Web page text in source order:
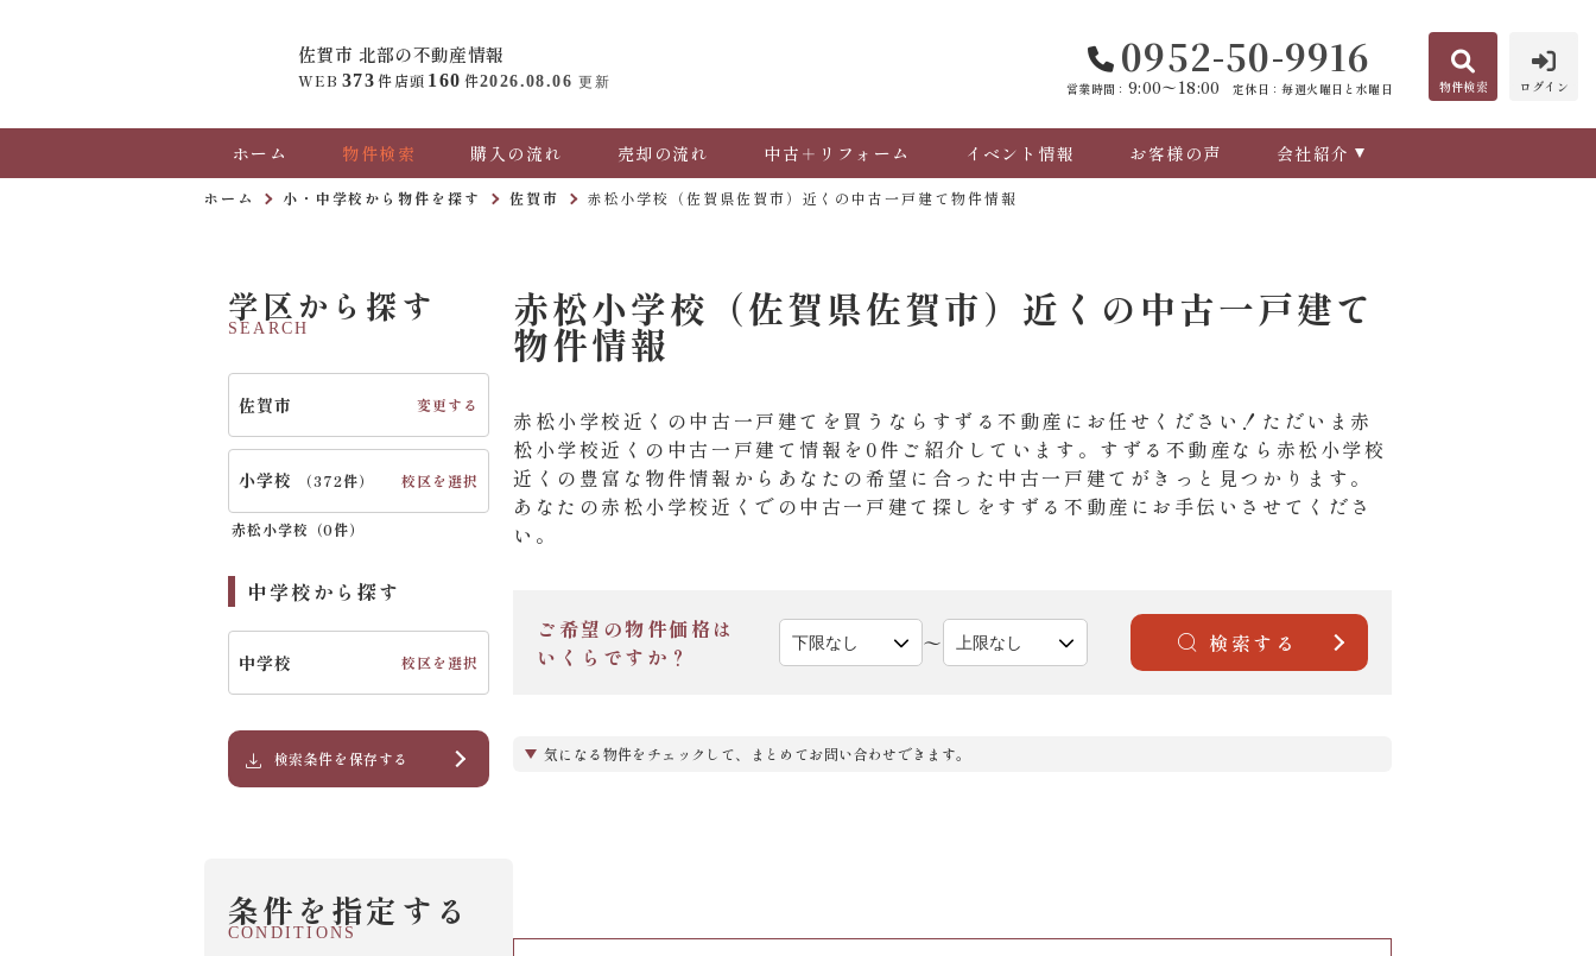
佐賀市 北部の不動産情報
WEB 373 件店頭 160 件2026.08.06更新 0952-50-9916
営業時間： 9:00〜18:00 定休日：毎週火曜日と水曜日 物件検索 ログイン
ホーム 物件検索 購入の流れ 売却の流れ 中古＋リフォーム イベント情報 お客様の声 会社紹介
ホーム 小・中学校から物件を探す 佐賀市 赤松小学校（佐賀県佐賀市）近くの中古一戸建て物件情報
赤松小学校（佐賀県佐賀市）近くの中古一戸建て
物件情報
赤松小学校近くの中古一戸建てを買うならすずる不動産にお任せください！ただいま赤
松小学校近くの中古一戸建て情報を0件ご紹介しています。すずる不動産なら赤松小学校
近くの豊富な物件情報からあなたの希望に合った中古一戸建てがきっと見つかります。
あなたの赤松小学校近くでの中古一戸建て探しをすずる不動産にお手伝いさせてくださ
い。
ご希望の物件価格は
いくらですか？
〜 検索する
気になる物件をチェックして、まとめてお問い合わせできます。
学区から探す
SEARCH
佐賀市 変更する
小学校 （372件） 校区を選択
赤松小学校（0件）
中学校から探す
中学校 校区を選択
検索条件を保存する
条件を指定する
CONDITIONS